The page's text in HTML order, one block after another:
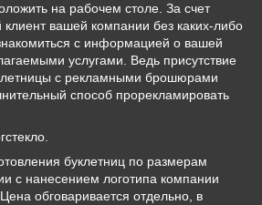
на рабочем столе. За счет
клиент вашей компании без каких-либо
с информацией о вашей
услугами. Ведь присутствие
с рекламными брошюрами
способ прорекламировать
буклетниц по размерам
с нанесением логотипа компании
обговаривается отдельно, в